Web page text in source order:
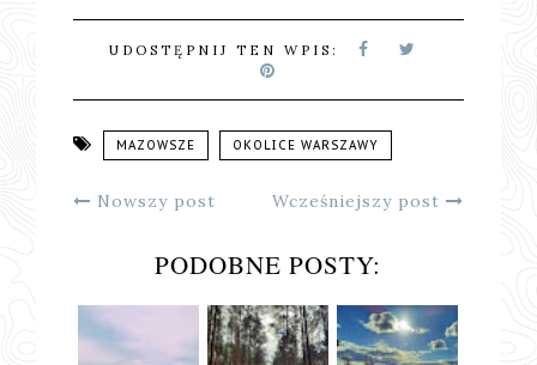
UDOSTĘPNIJ TEN WPIS:
MAZOWSZE OKOLICE WARSZAWY
Nowszy post Wcześniejszy post
PODOBNE POSTY: